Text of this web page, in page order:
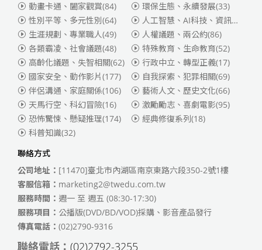
動畫卡通、闔家觀賞(84) 環保生態、永續發展(33)
性別平等、多元性別(64) 人工智慧、AI科技、資訊安全
生涯規劃、專業職人(49) 人權議題、兩公約(86)
各類霸凌、社會議題(48) 特殊教育、生命教育(52)
高齡化議題、失智相關(62) 行政中立、轉型正義(17)
國家安全、動作影片(177) 自我探索、犯罪相關(69)
伴侶溝通、家庭關係(106) 藝術人文、歷史文化(66)
天馬行空、科幻冒險(16) 激勵勵志、喜劇電影(95)
恐怖驚悚、懸疑推理(174) 經典修復系列(18)
科普知識(32)
聯絡方式
公司地址： [11470]臺北市內湖區南京東路六段350-2號1樓
客服信箱： marketing2@twedu.com.tw
服務時間： 週一 至 週五 (08:30-17:30)
服務項目： 公播版(DVD/BD/VOD)採購、影音產品發行
傳真電話： (02)2790-9316
聯絡電話： (02)2792-3255